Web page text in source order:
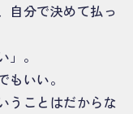
自分で決めて払っ
。
いい。
うことはだからな